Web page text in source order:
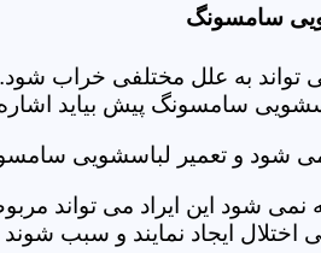
سامسونگ
به علل مختلفی خراب
سامسونگ پیش بیاید اشاره
شود و تعمیر لباسشویی
شود این ایراد می تواند
ایجاد نمایند و سبب